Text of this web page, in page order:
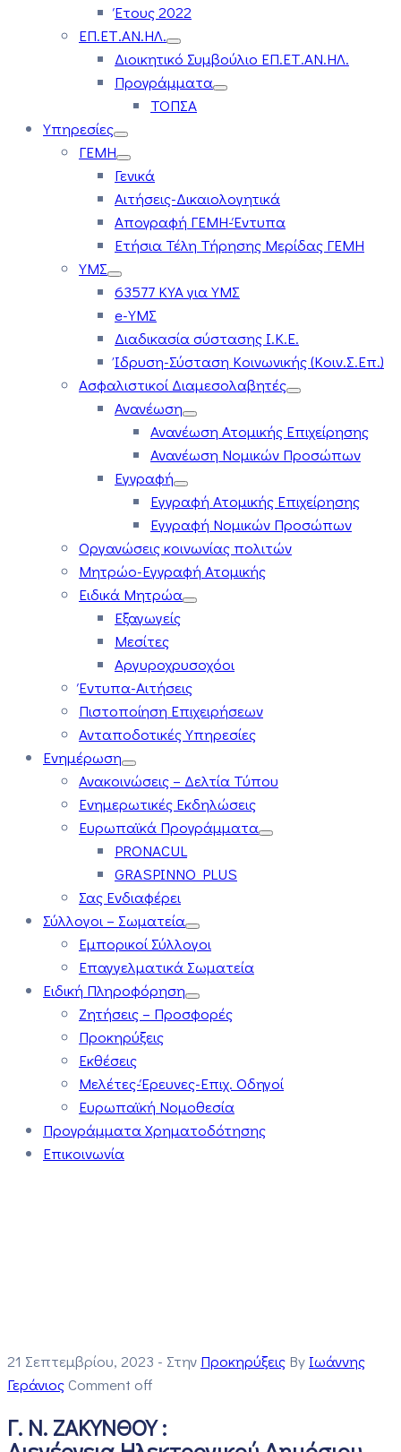
Έτους 2022
ΕΠ.ΕΤ.ΑΝ.ΗΛ.
Διοικητικό Συμβούλιο ΕΠ.ΕΤ.ΑΝ.ΗΛ.
Προγράμματα
ΤΟΠΣΑ
Υπηρεσίες
ΓΕΜΗ
Γενικά
Αιτήσεις-Δικαιολογητικά
Απογραφή ΓΕΜΗ-Έντυπα
Ετήσια Τέλη Τήρησης Μερίδας ΓΕΜΗ
ΥΜΣ
63577 ΚΥΑ για ΥΜΣ
e-ΥΜΣ
Διαδικασία σύστασης Ι.Κ.Ε.
Ίδρυση-Σύσταση Κοινωνικής (Κοιν.Σ.Επ.)
Ασφαλιστικοί Διαμεσολαβητές
Ανανέωση
Ανανέωση Ατομικής Επιχείρησης
Ανανέωση Νομικών Προσώπων
Εγγραφή
Εγγραφή Ατομικής Επιχείρησης
Εγγραφή Νομικών Προσώπων
Οργανώσεις κοινωνίας πολιτών
Μητρώο-Εγγραφή Ατομικής
Ειδικά Μητρώα
Εξαγωγείς
Μεσίτες
Αργυροχρυσοχόοι
Έντυπα-Αιτήσεις
Πιστοποίηση Επιχειρήσεων
Ανταποδοτικές Υπηρεσίες
Ενημέρωση
Ανακοινώσεις – Δελτία Τύπου
Ενημερωτικές Εκδηλώσεις
Ευρωπαϊκά Προγράμματα
PRONACUL
GRASPINNO PLUS
Σας Ενδιαφέρει
Σύλλογοι – Σωματεία
Εμπορικοί Σύλλογοι
Επαγγελματικά Σωματεία
Ειδική Πληροφόρηση
Ζητήσεις – Προσφορές
Προκηρύξεις
Εκθέσεις
Μελέτες-Έρευνες-Επιχ. Οδηγοί
Ευρωπαϊκή Νομοθεσία
Προγράμματα Χρηματοδότησης
Επικοινωνία
21 Σεπτεμβρίου, 2023 - Στην Προκηρύξεις By Ιωάννης
ΓεράνιοςComment off
Γ. Ν. ΖΑΚΥΝΘΟΥ :